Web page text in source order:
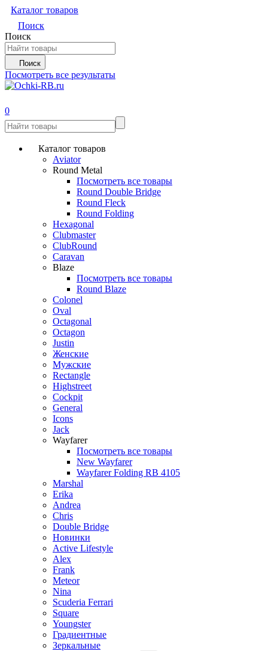
Каталог товаров
Поиск
Поиск
Поиск
Посмотреть все результаты
0
Каталог товаров
Aviator
Round Metal
Посмотреть все товары
Round Double Bridge
Round Fleck
Round Folding
Hexagonal
Clubmaster
ClubRound
Caravan
Blaze
Посмотреть все товары
Round Blaze
Colonel
Oval
Octagonal
Octagon
Justin
Женские
Мужские
Rectangle
Highstreet
Cockpit
General
Icons
Jack
Wayfarer
Посмотреть все товары
New Wayfarer
Wayfarer Folding RB 4105
Marshal
Erika
Andrea
Chris
Double Bridge
Новинки
Active Lifestyle
Alex
Frank
Meteor
Nina
Scuderia Ferrari
Square
Youngster
Градиентные
Зеркальные